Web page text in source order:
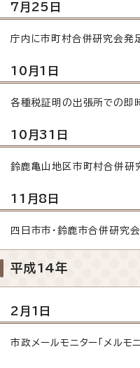
7月25日
庁内に市町村合併研究会発
10月1日
各種税証明の出張所での即
10月31日
鈴鹿亀山地区市町村合併研
11月8日
四日市市・鈴鹿市合併研究
平成14年
2月1日
市政メールモニター「メルモ